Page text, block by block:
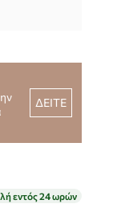
ΔΕΙΤΕ
εντός 24 ωρών